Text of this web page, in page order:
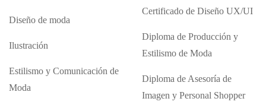
Diseño de moda
Ilustración
Estilismo y Comunicación de
Moda
Certificado de Diseño UX/UI
Diploma de Producción y
Estilismo de Moda
Diploma de Asesoría de
Imagen y Personal Shopper